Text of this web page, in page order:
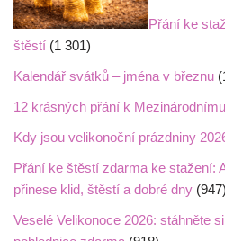
Přání ke
štěstí (1 301)
Kalendář svátků – jména v březnu
12 krásných přání k
Kdy jsou velikonoční prázdniny
Přání ke štěstí zdarma ke stažení:
přinese klid, štěstí a dobré dny (947)
Veselé Velikonoce 2026: stáhněte